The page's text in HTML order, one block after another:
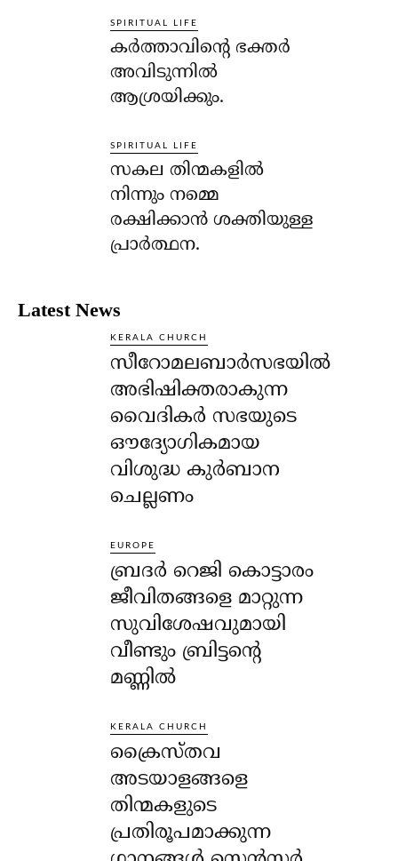
SPIRITUAL LIFE
കര്‍ത്താവിന്റെ ഭക്തര്‍
അവിടുന്നില്‍
ആശ്രയിക്കും.
SPIRITUAL LIFE
സകല തിന്മകളില്‍
നിന്നും നമ്മെ
രക്ഷിക്കാന്‍ ശക്തിയുള്ള
പ്രാര്‍ത്ഥന.
Latest News
KERALA CHURCH
സീറോമലബാർസഭയിൽ
അഭിഷിക്തരാകുന്ന
വൈദികർ സഭയുടെ
ഔദ്യോഗികമായ
വിശുദ്ധ കുർബാന
ചെല്ലണം
EUROPE
ബ്രദർ റെജി കൊട്ടാരം
ജീവിതങ്ങളെ മാറ്റുന്ന
സുവിശേഷവുമായി
വീണ്ടും ബ്രിട്ടന്റെ
മണ്ണിൽ
KERALA CHURCH
ക്രൈസ്തവ
അടയാളങ്ങളെ
തിന്മകളുടെ
പ്രതിരൂപമാക്കുന്ന